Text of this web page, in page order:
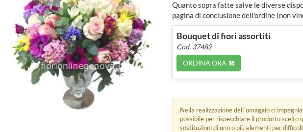
Quanto sopra fatte salve le diverse
pagina di conclusione dell'ordine (non
Bouquet di fiori assortiti
Cod. 37482
ORDINA ORA
Nella realizzazione dell´omaggio ci
possibile per rispecchiare il prodotto scelto
sostituzioni di uno o più elementi per